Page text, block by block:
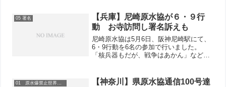
吉永小百合さんと映画監督の宮崎信恵さ
んによる...
05 署名
【兵庫】尼崎原水協が６・９行
動 お寺訪問し署名訴えも
尼崎原水協は5月6日、阪神尼崎駅にて、
6・9行動を6名の参加で行いました。
「核兵器もだが、戦争はあかん」などの
をし、たくさんの人がじっくり見ていき
01 原水爆禁止世界大会
【神奈川】県原水協通信100号達